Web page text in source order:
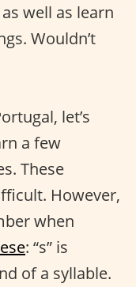
well as learn
Wouldn’t
let’s
a few
These
However,
when
: “s” is
of a syllable.